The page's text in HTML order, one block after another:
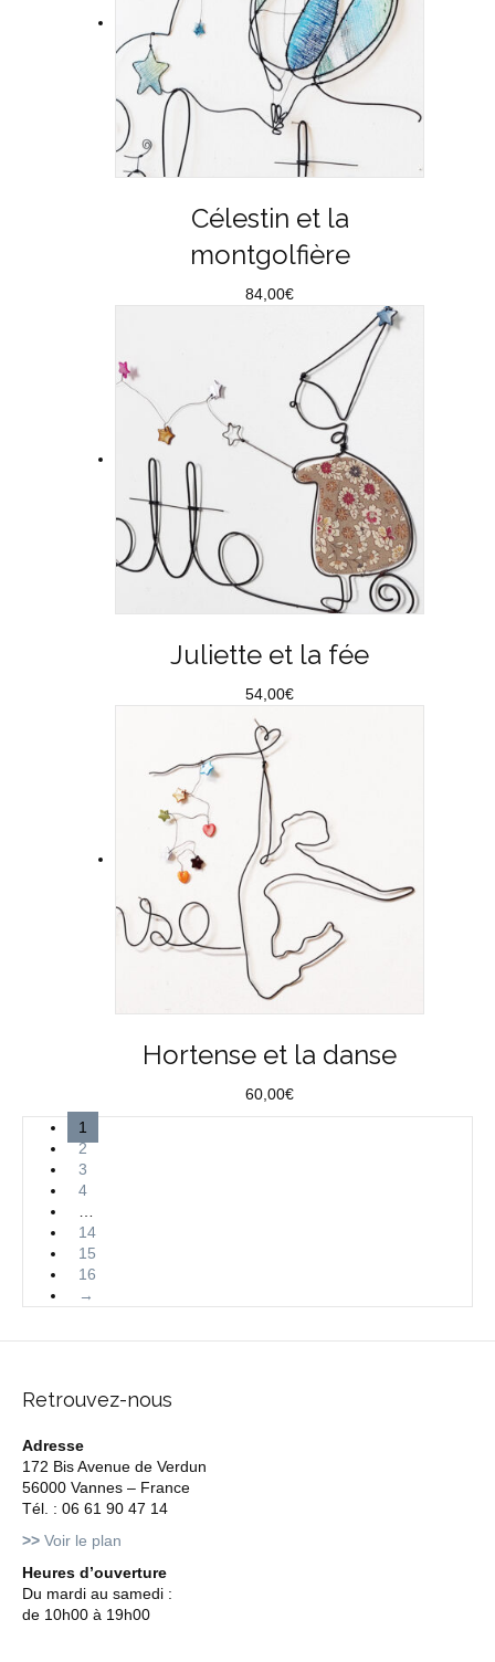
Célestin et la
montgolfière
84,00€
Juliette et la fée
54,00€
Hortense et la danse
60,00€
1
2
3
4
14
15
16
→
Retrouvez-nous
Adresse
172 Bis Avenue de Verdun
56000 Vannes – France
Tél. : 06 61 90 47 14
>> Voir le plan
Heures d’ouverture
Du mardi au samedi :
de 10h00 à 19h00